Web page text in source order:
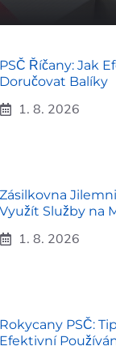
PSČ Říčany: Jak
Doručovat Balíky
1. 8. 2026
Zásilkovna
Využít Služby na
1. 8. 2026
Rokycany PSČ:
Efektivní